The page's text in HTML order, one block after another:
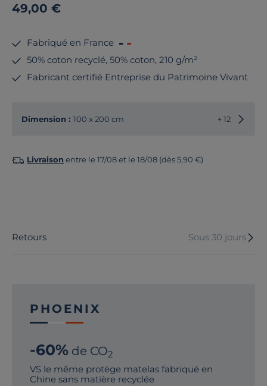
49,00 €
Fabriqué en France
50% coton recyclé, 50% coton, 210 g/m²
Fabricant certifié Entreprise du Patrimoine Vivant
Dimension : 100 x 200 cm + 12
Livraison entre le 17/08 et le 18/08 (dès 5,90 €)
Retours Sous 30 jours
PHOENIX
-60% de CO2
VS le même protège matelas fabriqué en
Chine sans matière recyclée